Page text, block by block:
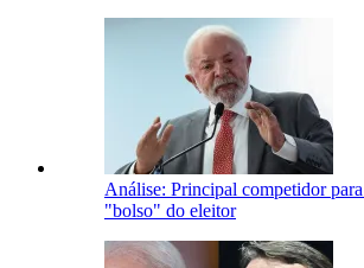
Análise: Principal competidor
"bolso" do eleitor